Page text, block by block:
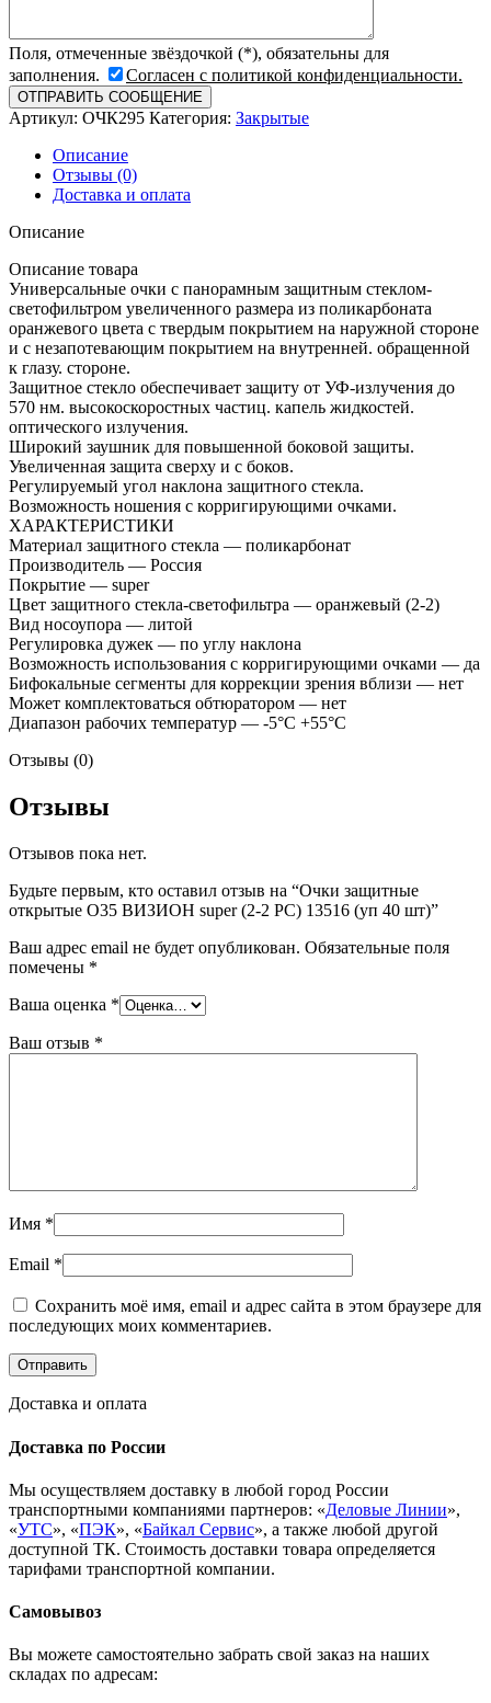
Поля, отмеченные звёздочкой (*), обязательны для
заполнения.
Согласен с политикой конфиденциальности.
Артикул: ОЧК295 Категория: Закрытые
Описание
Отзывы (0)
Доставка и оплата
Описание
Описание товара
Универсальные очки с панорамным защитным стеклом-
светофильтром увеличенного размера из поликарбоната
оранжевого цвета с твердым покрытием на наружной стороне
и с незапотевающим покрытием на внутренней. обращенной
к глазу. стороне.
Защитное стекло обеспечивает защиту от УФ-излучения до
570 нм. высокоскоростных частиц. капель жидкостей.
оптического излучения.
Широкий заушник для повышенной боковой защиты.
Увеличенная защита сверху и с боков.
Регулируемый угол наклона защитного стекла.
Возможность ношения с корригирующими очками.
ХАРАКТЕРИСТИКИ
Материал защитного стекла — поликарбонат
Производитель — Россия
Покрытие — super
Цвет защитного стекла-светофильтра — оранжевый (2-2)
Вид носоупора — литой
Регулировка дужек — по углу наклона
Возможность использования с корригирующими очками — да
Бифокальные сегменты для коррекции зрения вблизи — нет
Может комплектоваться обтюратором — нет
Диапазон рабочих температур — -5°C +55°C
Отзывы (0)
Отзывы
Отзывов пока нет.
Будьте первым, кто оставил отзыв на “Очки защитные
открытые О35 ВИЗИОН super (2-2 PC) 13516 (уп 40 шт)”
Ваш адрес email не будет опубликован. Обязательные поля
помечены *
Ваша оценка *
Ваш отзыв *
Имя *
Email *
Сохранить моё имя, email и адрес сайта в этом браузере для
последующих моих комментариев.
Доставка и оплата
Доставка по России
Мы осуществляем доставку в любой город России
транспортными компаниями партнеров: «Деловые Линии»,
«УТС», «ПЭК», «Байкал Сервис», а также любой другой
доступной ТК. Стоимость доставки товара определяется
тарифами транспортной компании.
Самовывоз
Вы можете самостоятельно забрать свой заказ на наших
складах по адресам: